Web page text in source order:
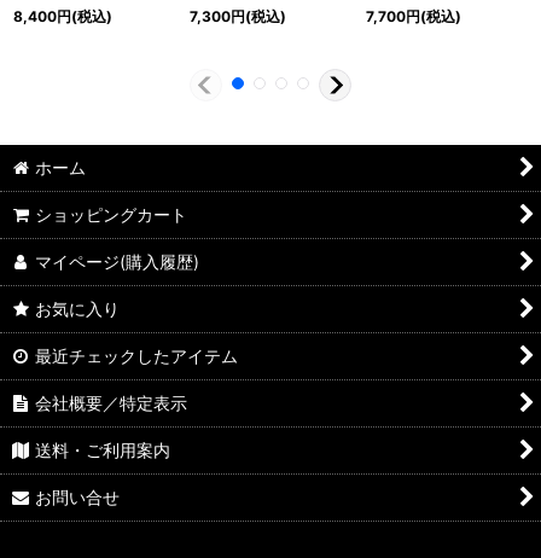
8,400円(税込)
7,300円(税込)
7,700円(税込)
ホーム
ショッピングカート
マイページ(購入履歴)
お気に入り
最近チェックしたアイテム
会社概要／特定表示
送料・ご利用案内
お問い合せ